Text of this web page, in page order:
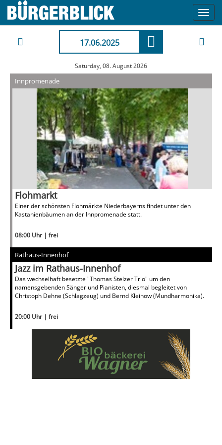
17.06.2025
Saturday, 08. August 2026
Innpromenade
Flohmarkt
Einer der schönsten Flohmärkte Niederbayerns findet unter den
Kastanienbäumen an der Innpromenade statt.
08:00 Uhr | frei
Rathaus-Innenhof
Jazz im Rathaus-Innenhof
Das wechselhaft besetzte "Thomas Stelzer Trio" um den
namensgebenden Sänger und Pianisten, diesmal begleitet von
Christoph Dehne (Schlagzeug) und Bernd Kleinow (Mundharmonika).
20:00 Uhr | frei